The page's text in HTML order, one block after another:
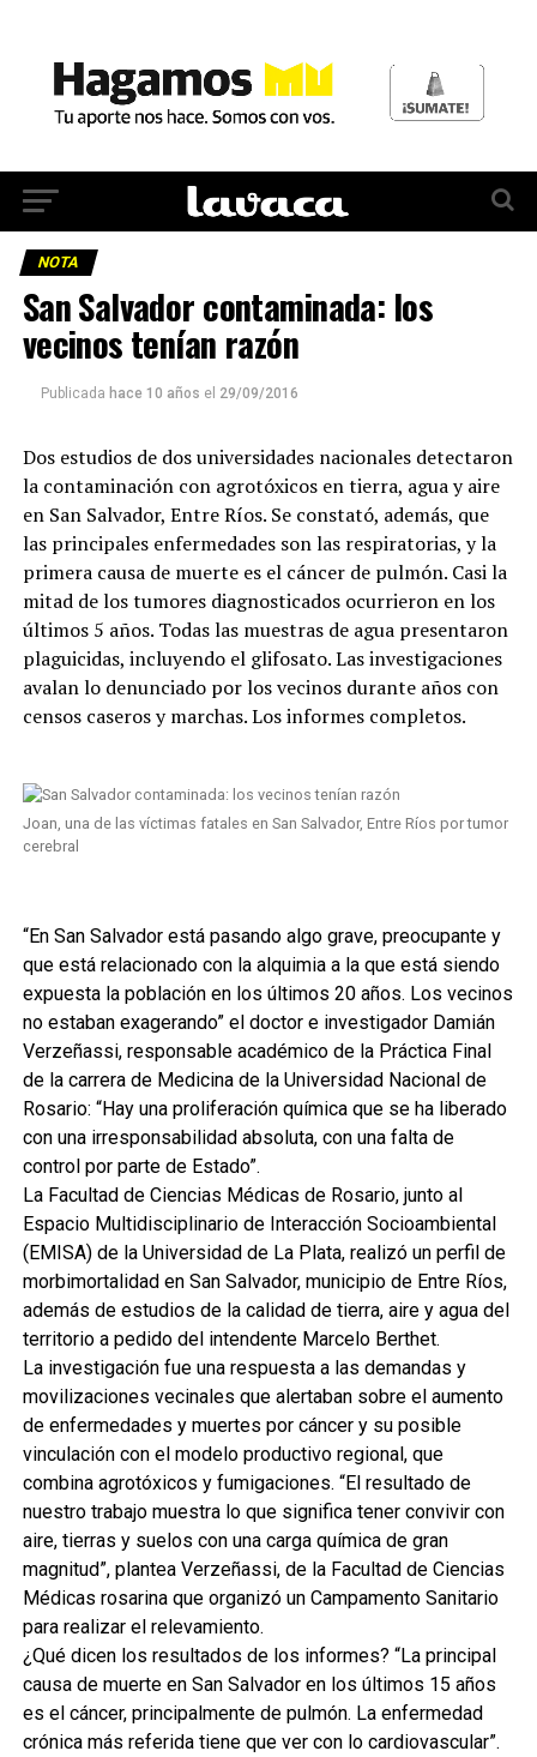
NOTA
San Salvador contaminada: los
vecinos tenían razón
Publicada hace 10 años el 29/09/2016
Dos estudios de dos universidades nacionales detectaron
la contaminación con agrotóxicos en tierra, agua y aire
en San Salvador, Entre Ríos. Se constató, además, que
las principales enfermedades son las respiratorias, y la
primera causa de muerte es el cáncer de pulmón. Casi la
mitad de los tumores diagnosticados ocurrieron en los
últimos 5 años. Todas las muestras de agua presentaron
plaguicidas, incluyendo el glifosato. Las investigaciones
avalan lo denunciado por los vecinos durante años con
censos caseros y marchas. Los informes completos.
Joan, una de las víctimas fatales en San Salvador, Entre Ríos por tumor
cerebral
“En San Salvador está pasando algo grave, preocupante y
que está relacionado con la alquimia a la que está siendo
expuesta la población en los últimos 20 años. Los vecinos
no estaban exagerando” el doctor e investigador Damián
Verzeñassi, responsable académico de la Práctica Final
de la carrera de Medicina de la Universidad Nacional de
Rosario: “Hay una proliferación química que se ha liberado
con una irresponsabilidad absoluta, con una falta de
control por parte de Estado”.
La Facultad de Ciencias Médicas de Rosario, junto al
Espacio Multidisciplinario de Interacción Socioambiental
(EMISA) de la Universidad de La Plata, realizó un perfil de
morbimortalidad en San Salvador, municipio de Entre Ríos,
además de estudios de la calidad de tierra, aire y agua del
territorio a pedido del intendente Marcelo Berthet.
La investigación fue una respuesta a las demandas y
movilizaciones vecinales que alertaban sobre el aumento
de enfermedades y muertes por cáncer y su posible
vinculación con el modelo productivo regional, que
combina agrotóxicos y fumigaciones. “El resultado de
nuestro trabajo muestra lo que significa tener convivir con
aire, tierras y suelos con una carga química de gran
magnitud”, plantea Verzeñassi, de la Facultad de Ciencias
Médicas rosarina que organizó un Campamento Sanitario
para realizar el relevamiento.
¿Qué dicen los resultados de los informes? “La principal
causa de muerte en San Salvador en los últimos 15 años
es el cáncer, principalmente de pulmón. La enfermedad
crónica más referida tiene que ver con lo cardiovascular”.